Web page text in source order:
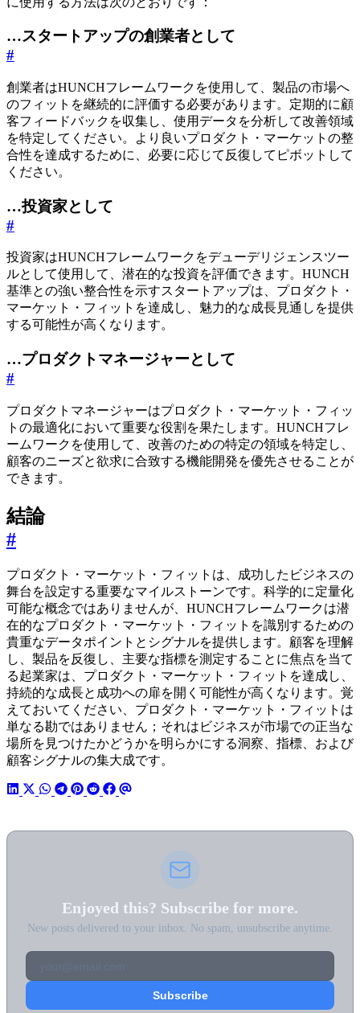
…スタートアップの創業者として
#
創業者はHUNCHフレームワークを使用して、製品の市場へ
のフィットを継続的に評価する必要があります。定期的に顧
客フィードバックを収集し、使用データを分析して改善領域
を特定してください。より良いプロダクト・マーケットの整
合性を達成するために、必要に応じて反復してピボットして
ください。
…投資家として
#
投資家はHUNCHフレームワークをデューデリジェンスツー
ルとして使用して、潜在的な投資を評価できます。HUNCH
基準との強い整合性を示すスタートアップは、プロダクト・
マーケット・フィットを達成し、魅力的な成長見通しを提供
する可能性が高くなります。
…プロダクトマネージャーとして
#
プロダクトマネージャーはプロダクト・マーケット・フィッ
トの最適化において重要な役割を果たします。HUNCHフレ
ームワークを使用して、改善のための特定の領域を特定し、
顧客のニーズと欲求に合致する機能開発を優先させることが
できます。
結論
#
プロダクト・マーケット・フィットは、成功したビジネスの
舞台を設定する重要なマイルストーンです。科学的に定量化
可能な概念ではありませんが、HUNCHフレームワークは潜
在的なプロダクト・マーケット・フィットを識別するための
貴重なデータポイントとシグナルを提供します。顧客を理解
し、製品を反復し、主要な指標を測定することに焦点を当て
る起業家は、プロダクト・マーケット・フィットを達成し、
持続的な成長と成功への扉を開く可能性が高くなります。覚
えておいてください、プロダクト・マーケット・フィットは
単なる勘ではありません；それはビジネスが市場での正当な
場所を見つけたかどうかを明らかにする洞察、指標、および
顧客シグナルの集大成です。
Enjoyed this? Subscribe for more.
New posts delivered to your inbox. No spam, unsubscribe anytime.